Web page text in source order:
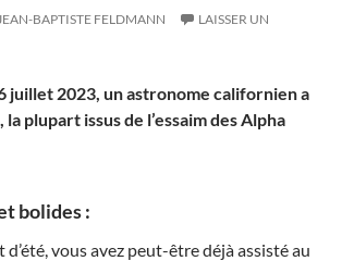
BAPTISTE FELDMANN
LAISSER UN
juillet 2023, un astronome californien a
plupart issus de l’essaim des Alpha
bolides :
vous avez peut-être déjà assisté au